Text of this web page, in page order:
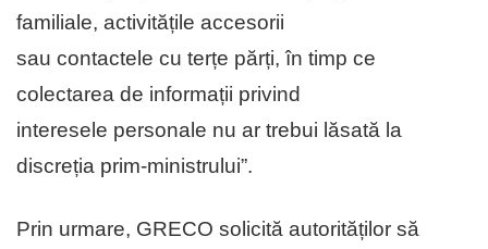
familiale, activitățile accesorii
sau contactele cu terțe părți, în timp ce
colectarea de informații privind
interesele personale nu ar trebui lăsată la
discreția prim-ministrului”.
Prin urmare, GRECO solicită autorităților să